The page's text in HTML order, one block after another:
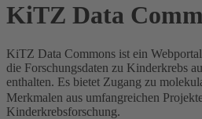
KiTZ Data
KiTZ Data Commons ist ein
die Forschungsdaten zu Kinderkrebs
enthalten. Es bietet Zugang zu
Merkmalen aus umfangreichen
Kinderkrebsforschung.